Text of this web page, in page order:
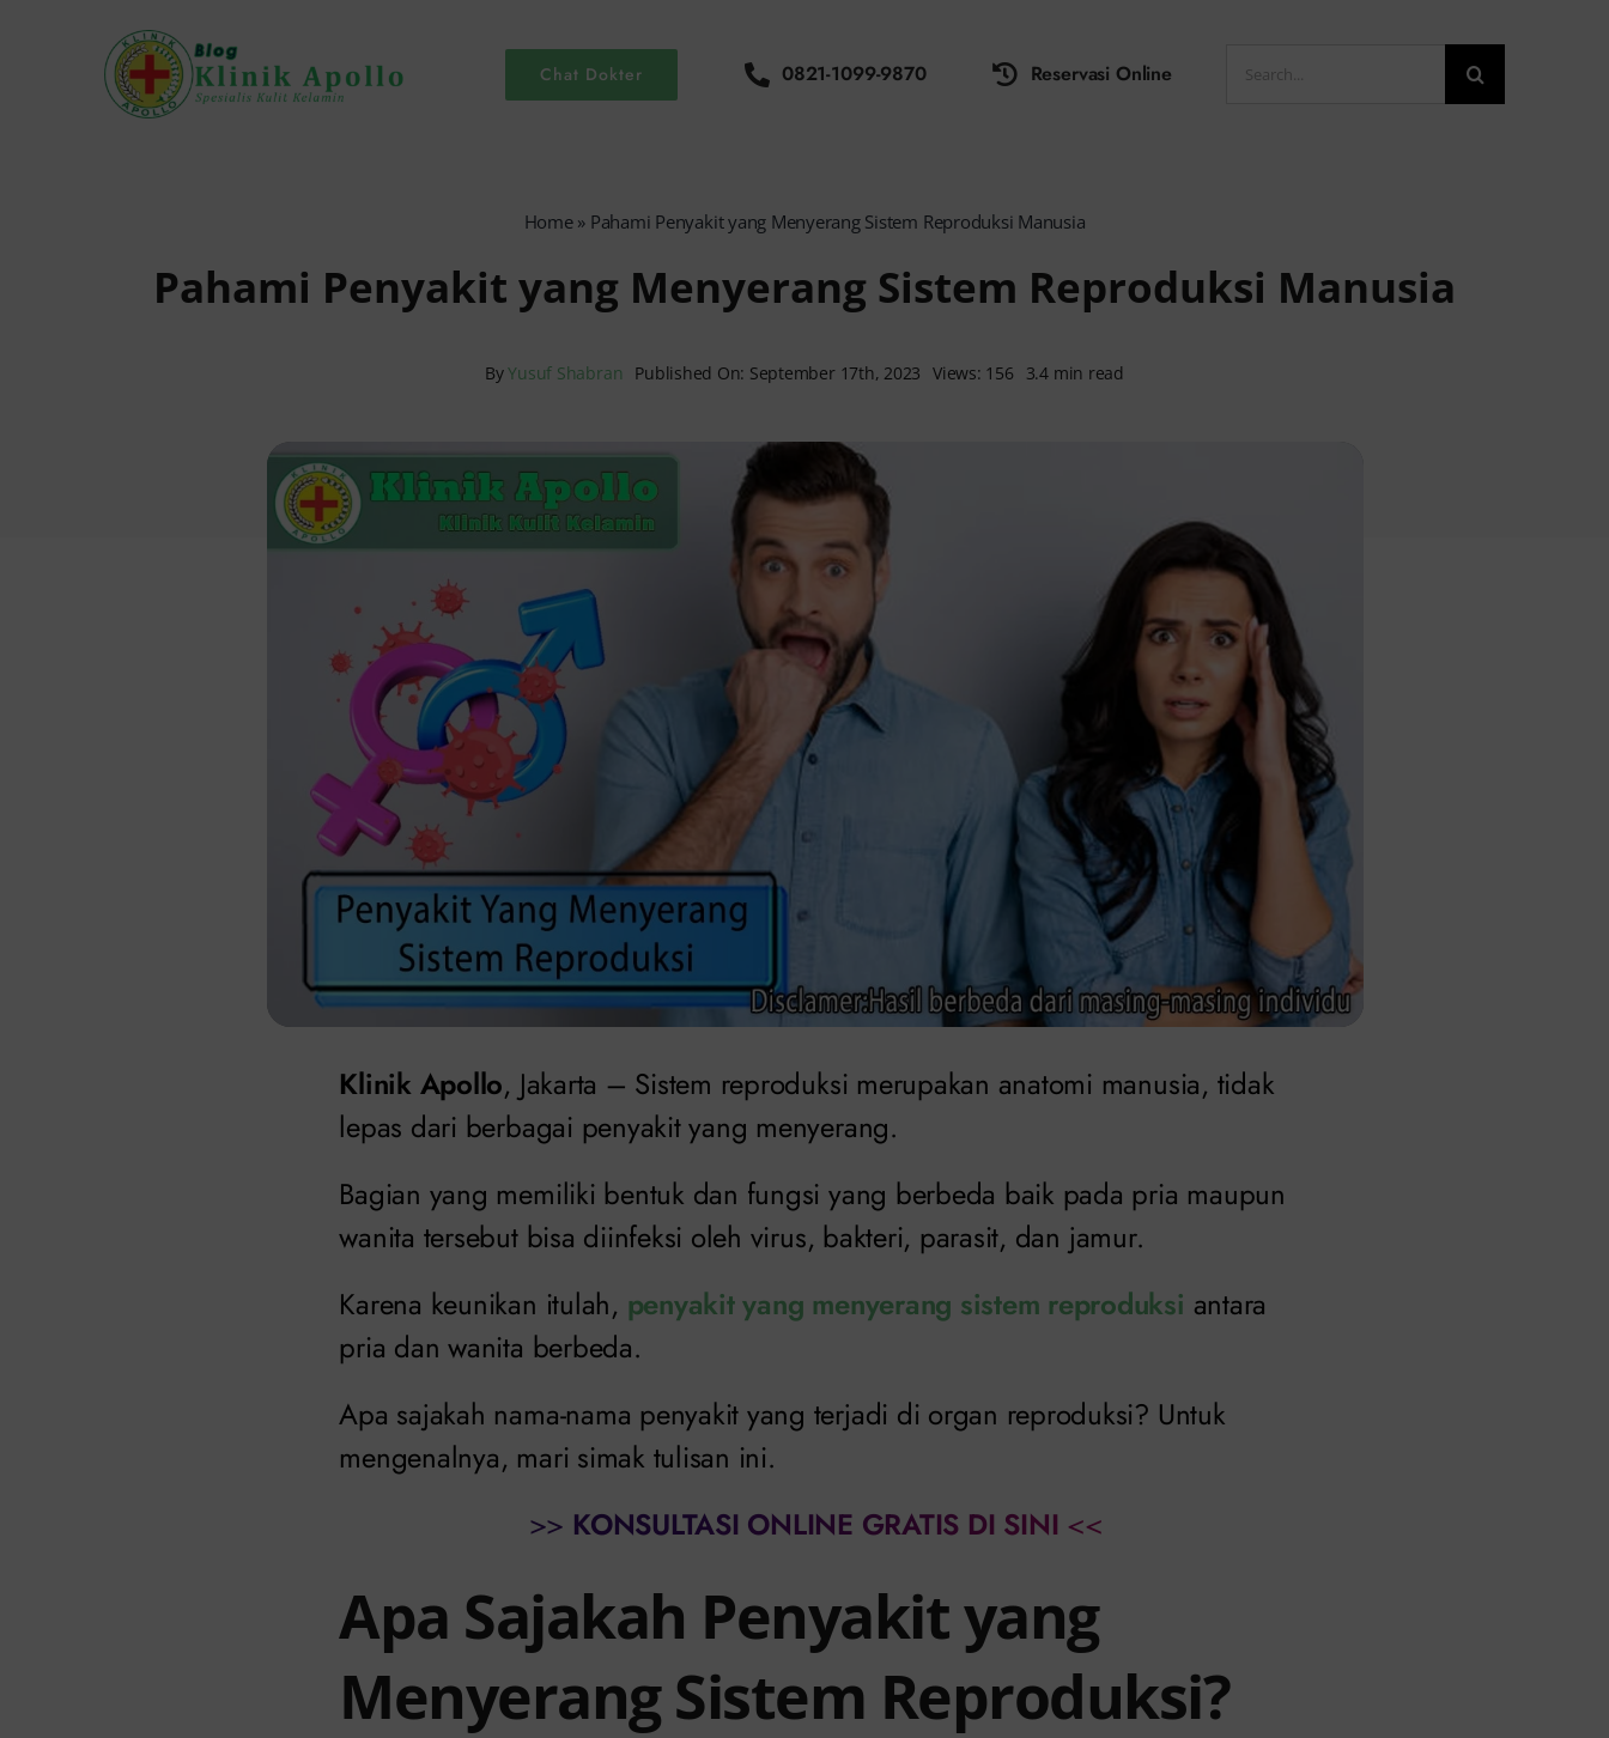
Chat Dokter 0821-1099-9870 Reservasi Online
for:
Home» Pahami Penyakit yang Menyerang Sistem Reproduksi Manusia
Pahami Penyakit yang Menyerang Sistem Reproduksi Manusia
ByYusuf Shabran Published On: September 17th, 2023 Views: 156 3.4 min read
Klinik Apollo, Jakarta – Sistem reproduksi merupakan anatomi manusia, tidak
lepas dari berbagai penyakit yang menyerang.
Bagian yang memiliki bentuk dan fungsi yang berbeda baik pada pria maupun
wanita tersebut bisa diinfeksi oleh virus, bakteri, parasit, dan jamur.
Karena keunikan itulah, penyakit yang menyerang sistem reproduksi antara
pria dan wanita berbeda.
Apa sajakah nama-nama penyakit yang terjadi di organ reproduksi? Untuk
mengenalnya, mari simak tulisan ini.
>> KONSULTASI ONLINE GRATIS DI SINI <<
Apa Sajakah Penyakit yang
Menyerang Sistem Reproduksi?